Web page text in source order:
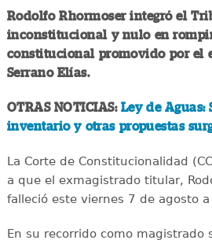
Rodolfo Rhormoser integró el
inconstitucional y nulo en
constitucional promovido por el
Serrano Elías.
OTRAS NOTICIAS: Ley de Aguas:
inventario y otras propuestas
La Corte de Constitucionalidad
a que el exmagistrado titular,
falleció este viernes 7 de agosto
En su recorrido como magistrado